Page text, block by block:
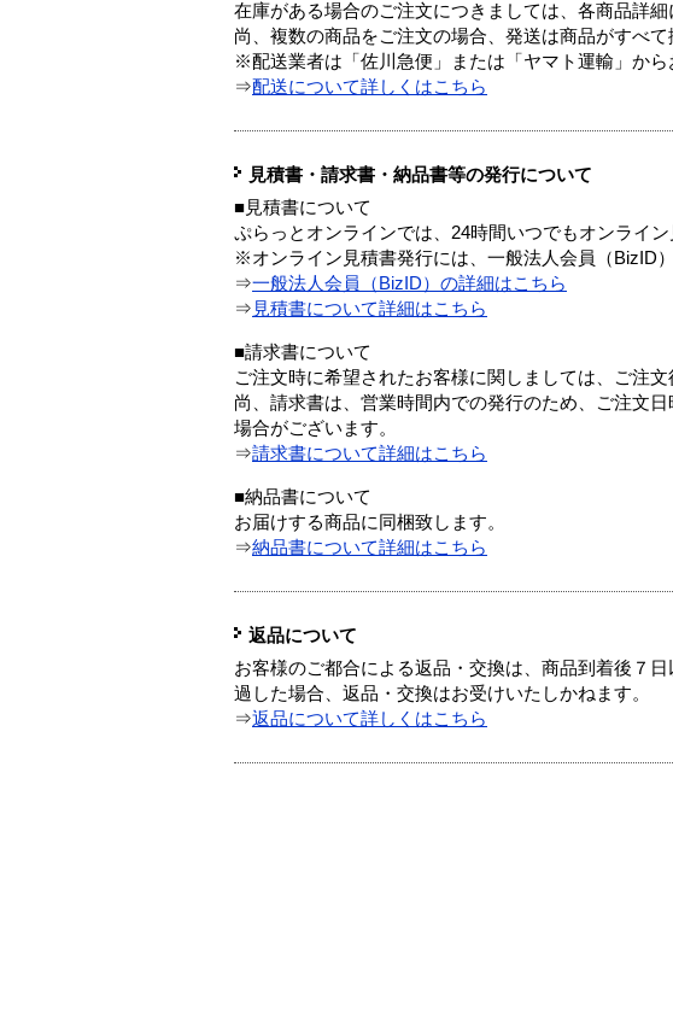
在庫がある場合のご注文につきましては、各商品詳
尚、複数の商品をご注文の場合、発送は商品がすべて
※配送業者は「佐川急便」または「ヤマト運輸」から
⇒配送について詳しくはこちら
見積書・請求書・納品書等の発行について
■見積書について
ぷらっとオンラインでは、24時間いつでもオンライ
※オンライン見積書発行には、一般法人会員（BizID
⇒一般法人会員（BizID）の詳細はこちら
⇒ 見積書について詳細はこちら
■請求書について
ご注文時に希望されたお客様に関しましては、ご注文
尚、請求書は、営業時間内での発行のため、ご注文
場合がございます。
⇒請求書について詳細はこちら
■納品書について
お届けする商品に同梱致します。
⇒納品書について詳細はこちら
返品について
お客様のご都合による返品・交換は、商品到着後７
過した場合、返品・交換はお受けいたしかねます。
⇒返品について詳しくはこちら